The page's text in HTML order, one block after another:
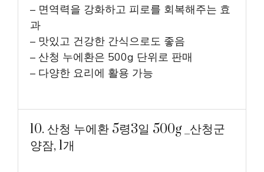
– 면역력을 강화하고 피로를 회복해주는 효
과
– 맛있고 건강한 간식으로도 좋음
– 산청 누에환은 500g 단위로 판매
– 다양한 요리에 활용 가능
10. 산청 누에환 5령3일 500g _산청군
양잠, 1개